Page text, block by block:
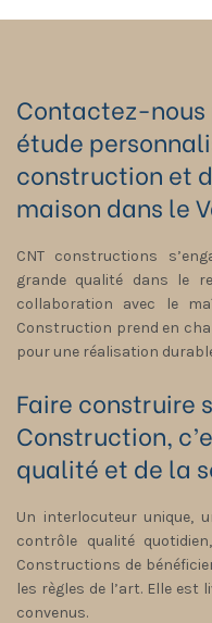
Contactez-nous
étude
construction et
maison dans le
CNT constructions
grande qualité dans le
collaboration avec le
Construction prend en
pour une réalisation
Faire construire
Construction,
qualité et de la
Un interlocuteur unique,
contrôle qualité
Constructions de
les règles de l’art. Elle est
convenus.